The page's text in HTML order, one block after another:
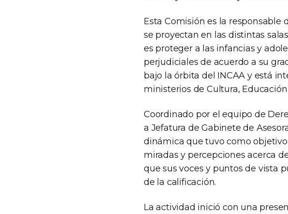
Esta Comisión es la responsable
se proyectan en las distintas
es proteger a las infancias y
perjudiciales de acuerdo a su
bajo la órbita del INCAA y está
ministerios de Cultura,
Coordinado por el equipo de
a Jefatura de Gabinete de
dinámica que tuvo como
miradas y percepciones acerca
que sus voces y puntos de vista
de la calificación.
La actividad inició con una